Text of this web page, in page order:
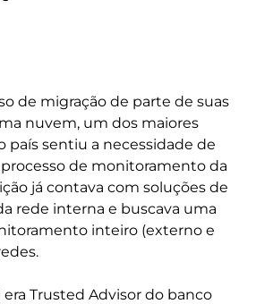
de migração de parte de suas
nuvem, um dos maiores
país sentiu a necessidade de
de monitoramento da
já contava com soluções de
rede interna e buscava uma
inteiro (externo e
era Trusted Advisor do banco